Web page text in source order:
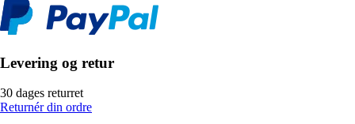
Levering og retur
30 dages returret
Returnér din ordre